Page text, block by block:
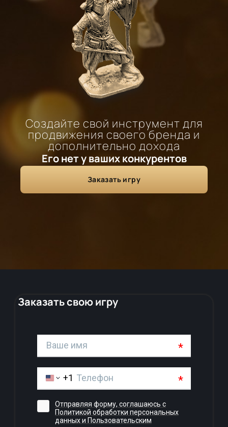
Создайте свой инструмент для
продвижения своего бренда и
дополнительно дохода
Его нет у ваших конкурентов
Заказать игру
Заказать свою игру